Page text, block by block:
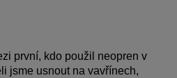
první, kdo použil neopren v
jsme usnout na vavřínech,